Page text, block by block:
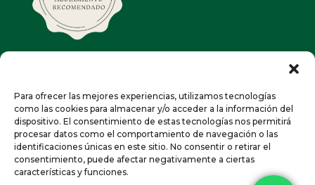
Para ofrecer las mejores experiencias, utilizamos tecnologías
como las cookies para almacenar y/o acceder a la información del
dispositivo. El consentimiento de estas tecnologías nos permitirá
procesar datos como el comportamiento de navegación o las
identificaciones únicas en este sitio. No consentir o retirar el
consentimiento, puede afectar negativamente a ciertas
características y funciones.
Puyarruego (Huesca)
info@campacruz.com
974 50 51 42-659 033 613
Diseño:radicarium.com